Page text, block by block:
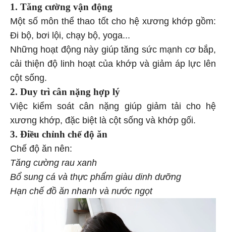
1. Tăng cường vận động
Một số môn thể thao tốt cho hệ xương khớp gồm:
Đi bộ, bơi lội, chạy bộ, yoga...
Những hoạt động này giúp tăng sức mạnh cơ bắp,
cải thiện độ linh hoạt của khớp và giảm áp lực lên
cột sống.
2. Duy trì cân nặng hợp lý
Việc kiểm soát cân nặng giúp giảm tải cho hệ
xương khớp, đặc biệt là cột sống và khớp gối.
3. Điều chỉnh chế độ ăn
Chế độ ăn nên:
Tăng cường rau xanh
Bổ sung cá và thực phẩm giàu dinh dưỡng
Hạn chế đồ ăn nhanh và nước ngọt